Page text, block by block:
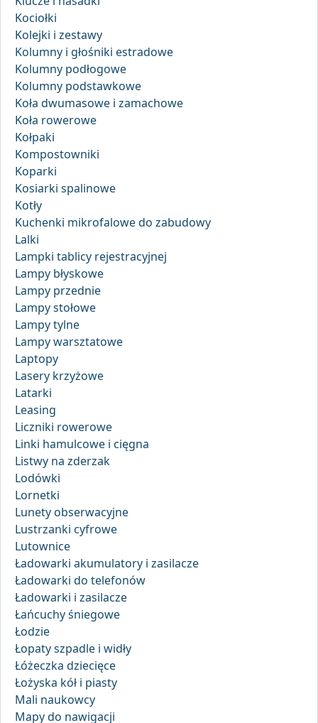
Kociołki
Kolejki i zestawy
Kolumny i głośniki estradowe
Kolumny podłogowe
Kolumny podstawkowe
Koła dwumasowe i zamachowe
Koła rowerowe
Kołpaki
Kompostowniki
Koparki
Kosiarki spalinowe
Kotły
Kuchenki mikrofalowe do zabudowy
Lalki
Lampki tablicy rejestracyjnej
Lampy błyskowe
Lampy przednie
Lampy stołowe
Lampy tylne
Lampy warsztatowe
Laptopy
Lasery krzyżowe
Latarki
Leasing
Liczniki rowerowe
Linki hamulcowe i cięgna
Listwy na zderzak
Lodówki
Lornetki
Lunety obserwacyjne
Lustrzanki cyfrowe
Lutownice
Ładowarki akumulatory i zasilacze
Ładowarki do telefonów
Ładowarki i zasilacze
Łańcuchy śniegowe
Łodzie
Łopaty szpadle i widły
Łóżeczka dziecięce
Łożyska kół i piasty
Mali naukowcy
Mapy do nawigacji